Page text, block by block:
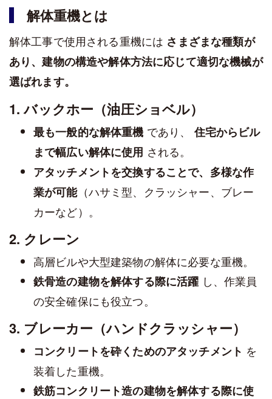
解体重機とは
解体工事で使用される重機には さまざまな種類が
あり、建物の構造や解体方法に応じて適切な機械が
選ばれます。
1. バックホー（油圧ショベル）
最も一般的な解体重機 であり、住宅からビル
まで幅広い解体に使用 される。
アタッチメントを交換することで、多様な作
業が可能（ハサミ型、クラッシャー、ブレー
カーなど）。
2. クレーン
高層ビルや大型建築物の解体に必要な重機。
鉄骨造の建物を解体する際に活躍 し、作業員
の安全確保にも役立つ。
3. ブレーカー（ハンドクラッシャー）
コンクリートを砕くためのアタッチメント を
装着した重機。
鉄筋コンクリート造の建物を解体する際に使